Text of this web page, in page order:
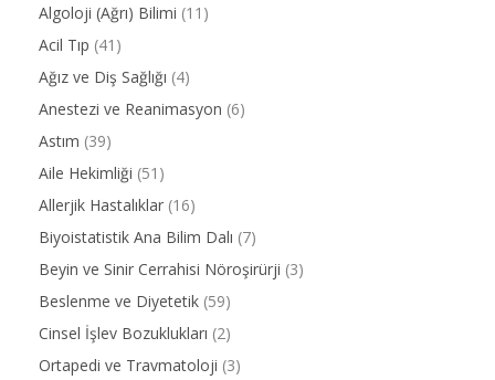
Algoloji (Ağrı) Bilimi (11)
Acil Tıp (41)
Ağız ve Diş Sağlığı (4)
Anestezi ve Reanimasyon (6)
Astım (39)
Aile Hekimliği (51)
Allerjik Hastalıklar (16)
Biyoistatistik Ana Bilim Dalı (7)
Beyin ve Sinir Cerrahisi Nöroşirürji (3)
Beslenme ve Diyetetik (59)
Cinsel İşlev Bozuklukları (2)
Ortapedi ve Travmatoloji (3)